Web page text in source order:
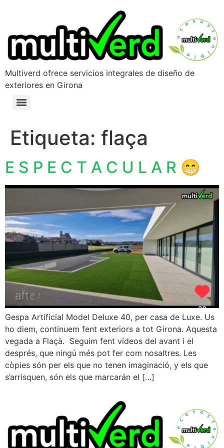
Multiverd ofrece servicios integrales de diseño de
exteriores en Girona
Etiqueta: flaça
E S P E C T A C U L A R 😁
Gespa Artificial Model Deluxe 40, per casa de Luxe. Us
ho diem, continuem fent exteriors a tot Girona. Aquesta
vegada a Flaçà. Seguim fent vídeos del avant i el
després, que ningú més pot fer com nosaltres. Les
còpies són per els que no tenen imaginació, y els que
s’arrisquen, són els que marcarán el […]